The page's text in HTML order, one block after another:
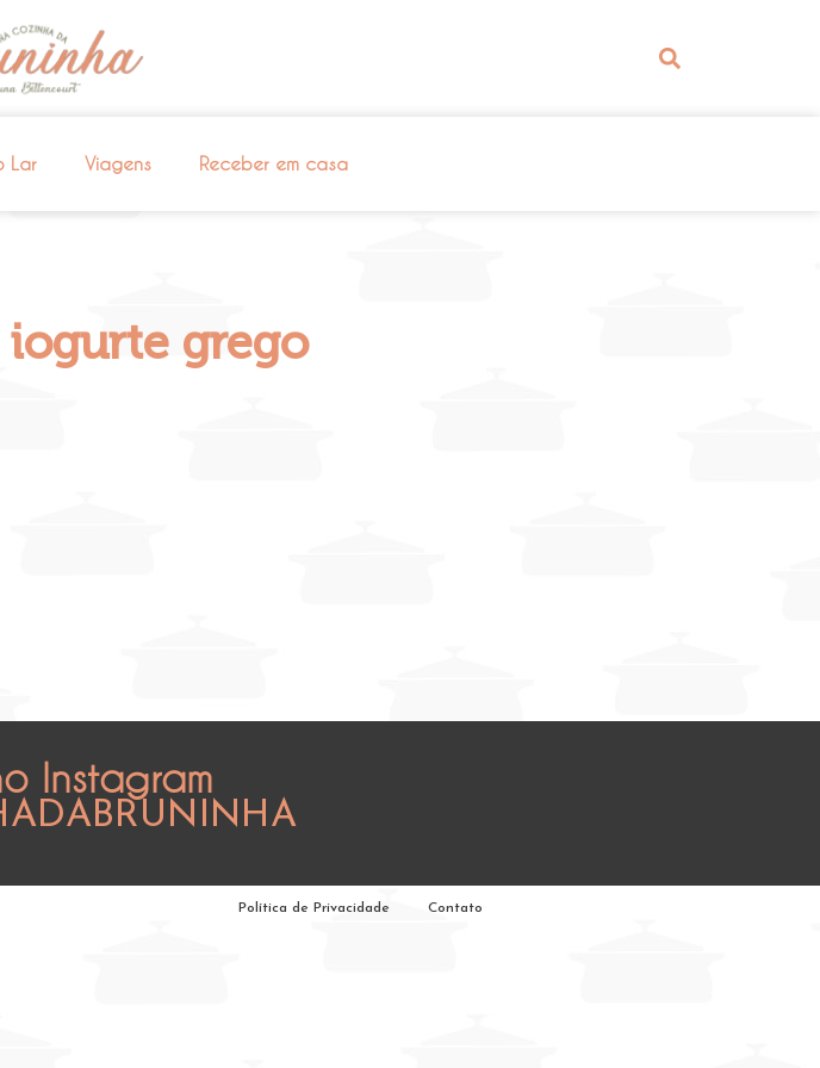
Lar Viagens Receber em casa
iogurte grego
Instagram
Política de Privacidade Contato